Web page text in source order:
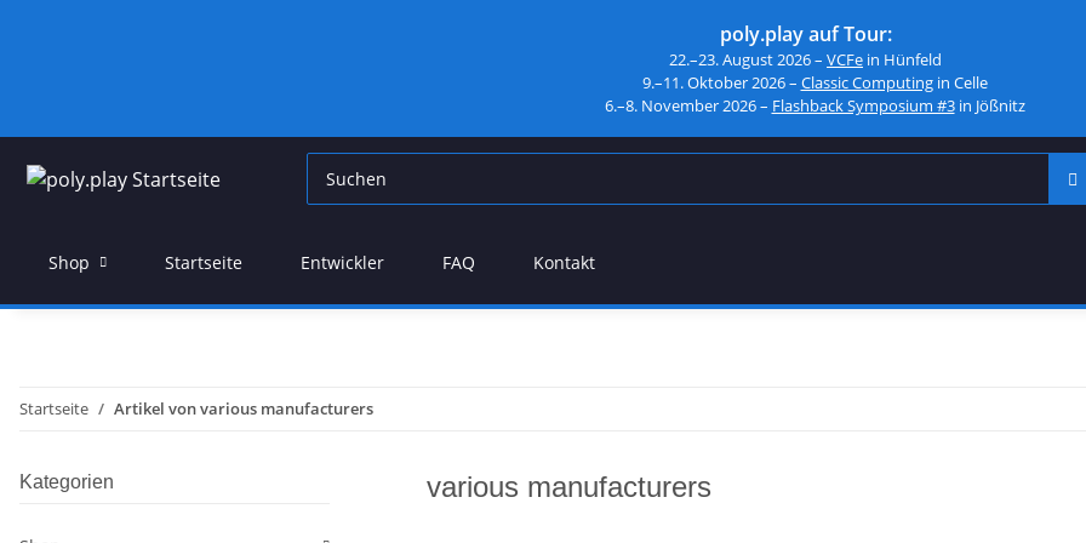
poly.play auf Tour:
22.–23. August 2026 – VCFe in Hünfeld
9.–11. Oktober 2026 – Classic Computingin Celle
6.–8. November 2026 – Flashback Symposium #3in Jößnitz
Shop Startseite Entwickler FAQ Kontakt
Startseite Artikel von various manufacturers
various manufacturers
Kategorien